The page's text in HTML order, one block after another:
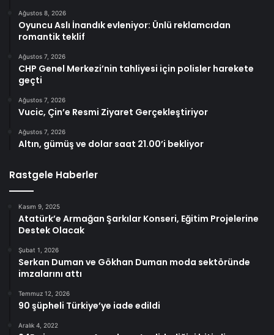
Ağustos 8, 2026
Oyuncu Aslı İnandık evleniyor: Ünlü reklamcıdan
romantik teklif
Ağustos 7, 2026
CHP Genel Merkezi’nin tahliyesi için polisler harekete
geçti
Ağustos 7, 2026
Vucic, Çin’e Resmi Ziyaret Gerçekleştiriyor
Ağustos 7, 2026
Altın, gümüş ve dolar saat 21.00’i bekliyor
Rastgele Haberler
Kasım 9, 2025
Atatürk’e Armağan Şarkılar Konseri, Eğitim Projelerine
Destek Olacak
Şubat 1, 2026
Serkan Duman ve Gökhan Duman moda sektöründe
imzalarını attı
Temmuz 12, 2026
90 şüpheli Türkiye’ye iade edildi
Aralık 4, 2022